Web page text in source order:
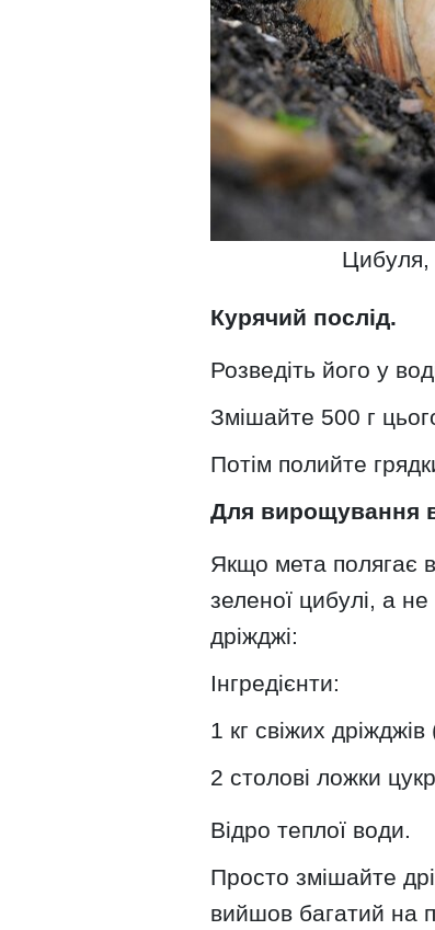
Цибуля,
Курячий послід.
Розведіть його у
Змішайте 500 г
Потім полийте
Для вирощування
Якщо мета полягає
зеленої цибулі, а
дріжджі:
Інгредієнти:
1 кг свіжих
2 столові ложки
Відро теплої води.
Просто змішайте
вийшов багатий на